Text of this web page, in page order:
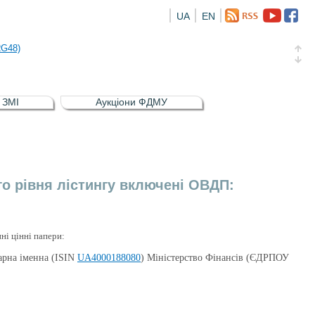
EN
UA
відсоткова електронна іменна (ISIN UA5000016726)
(ISIN UA4000232607)
відсоткова електронна іменна (ISIN UA5000016726)
ЗМІ Аукціони ФДМУ
рівня лістингу включені ОВДП:
цінні папери:
іменна (ISIN UA4000188080) Міністерство Фінансів (ЄДРПОУ